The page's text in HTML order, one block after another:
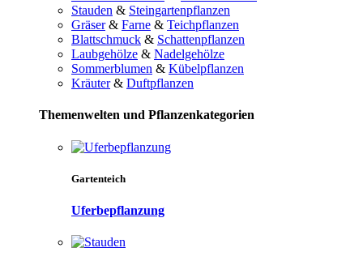
Stauden & Steingartenpflanzen
Gräser& Farne & Teichpflanzen
Blattschmuck & Schattenpflanzen
Laubgehölze & Nadelgehölze
Sommerblumen & Kübelpflanzen
Kräuter& Duftpflanzen
Themenwelten und Pflanzenkategorien
Gartenteich
Uferbepflanzung